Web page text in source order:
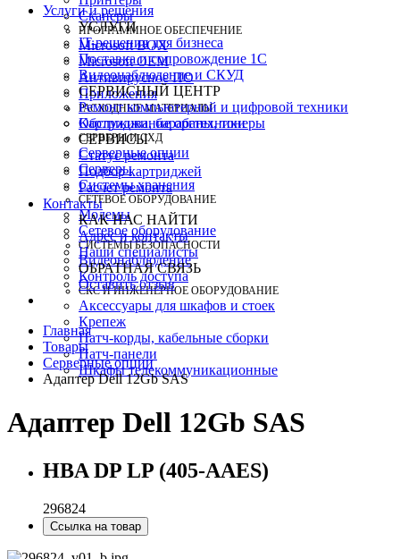
Сканеры
ПРОГРАММНОЕ ОБЕСПЕЧЕНИЕ
Microsoft BOX
Microsoft OEM
Антивирусное ПО
Приложения
РАСХОДНЫЕ МАТЕРИАЛЫ
Картриджи, барабаны, тонеры
СЕРВЕРЫ И СХД
Серверные опции
Серверы
Системы хранения
СЕТЕВОЕ ОБОРУДОВАНИЕ
Модемы
Сетевое оборудование
СИСТЕМЫ БЕЗОПАСНОСТИ
Видеонаблюдение
Контроль доступа
СКС И ИНЖЕНЕРНОЕ ОБОРУДОВАНИЕ
Аксессуары для шкафов и стоек
Крепеж
Патч-корды, кабельные сборки
Патч-панели
Шкафы телекоммуникационные
Услуги и решения
УСЛУГИ
IT-решения для бизнеса
Поставка и сопровождение 1C
Видеонаблюдение и СКУД
СЕРВИСНЫЙ ЦЕНТР
Ремонт компьютерной и цифровой техники
Обслуживание оргтехники
СЕРВИСЫ
Статус ремонта
Подбор картриджей
Расчет ремонта
Контакты
КАК НАС НАЙТИ
Адрес и контакты
Наши специалисты
ОБРАТНАЯ СВЯЗЬ
Оставить отзыв
Главная
Товары
Серверные опции
Адаптер Dell 12Gb SAS
Адаптер Dell 12Gb SAS
HBA DP LP (405-AAES)
296824
Ссылка на товар